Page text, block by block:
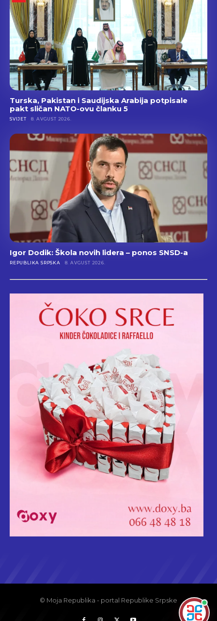
Turska, Pakistan i Saudijska Arabija potpisale
pakt sličan NATO-ovu članku 5
SVIJET 8. AVGUST 2026.
Igor Dodik: Škola novih lidera – ponos SNSD-a
REPUBLIKA SRPSKA 8. AVGUST 2026.
© Moja Republika - portal Republike Srpske